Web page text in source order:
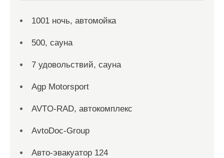
1001 ночь, автомойка
500, сауна
7 удовольствий, сауна
Agp Motorsport
AVTO-RAD, автокомплекс
AvtoDoc-Group
Aвто-эвакуатор 124